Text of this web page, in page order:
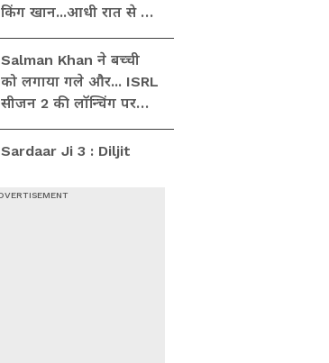
किंग खान...आधी रात से घर
के बाहर फैंस कर रहे बर्थ-डे
विश
Salman Khan ने बच्ची
को लगाया गले और... ISRL
सीजन 2 की लॉन्चिंग पर
जमकर की मस्ती
Sardaar Ji 3 : Diljit
Actress Hania Amir पर